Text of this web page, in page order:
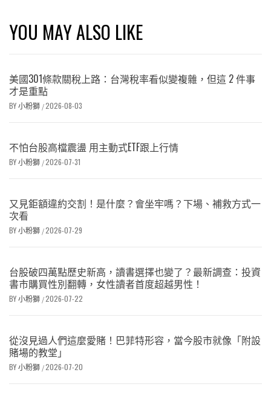
YOU MAY ALSO LIKE
美國301條款關稅上路：台灣稅率看似變複雜，但這 2 件事
才是重點
BY小粉獅 /2026-08-03
不怕台股高檔震盪 用主動式ETF跟上行情
BY小粉獅 /2026-07-31
又見鉅額違約交割！是什麼？會坐牢嗎？下場、補救方式一
次看
BY小粉獅 /2026-07-29
台股破四萬點歷史新高，讀書選擇也變了？最新調查：投資
書市購買性別翻轉，女性讀者首度超越男性！
BY小粉獅 /2026-07-22
從沒見過人們這麼愛賭！巴菲特形容，當今股市就像「附設
賭場的教堂」
BY小粉獅 /2026-07-20